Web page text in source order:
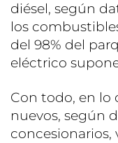
diésel, según
los
del 98% del
eléctrico
Con todo, en lo
nuevos, según
concesionarios,